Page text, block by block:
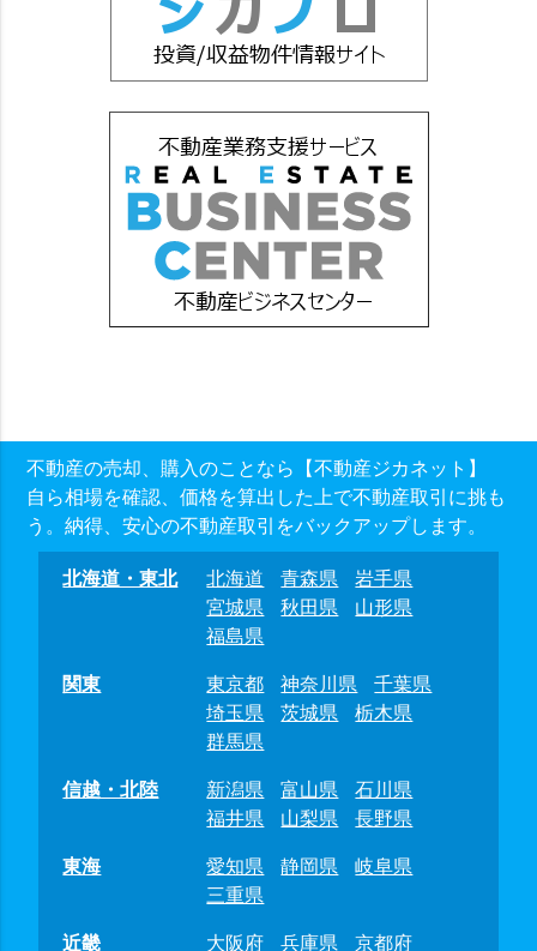
不動産の売却、購入のことなら【不動産ジカネット】
自ら相場を確認、価格を算出した上で不動産取引に挑も
う。納得、安心の不動産取引をバックアップします。
北海道・東北 北海道 青森県
岩手県
宮城県
秋田県
山形県
福島県
関東
東京都 神奈川県
千葉県
埼玉県
茨城県
栃木県
群馬県
信越・北陸
新潟県 富山県
石川県
福井県
山梨県
長野県
東海
愛知県 静岡県
岐阜県
三重県
近畿
大阪府 兵庫県 京都府